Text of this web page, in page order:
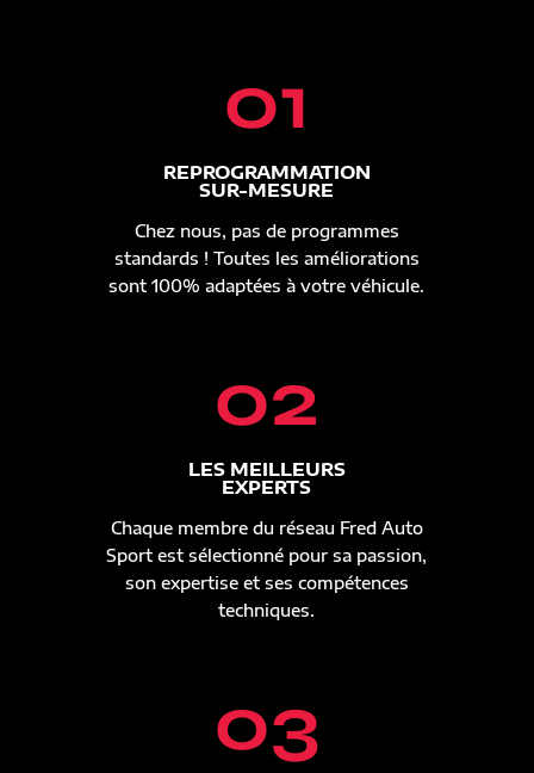
01
REPROGRAMMATION
SUR-MESURE
Chez nous, pas de programmes
standards ! Toutes les améliorations
sont 100% adaptées à votre véhicule.
02
LES MEILLEURS
EXPERTS
Chaque membre du réseau Fred Auto
Sport est sélectionné pour sa passion,
son expertise et ses compétences
techniques.
03